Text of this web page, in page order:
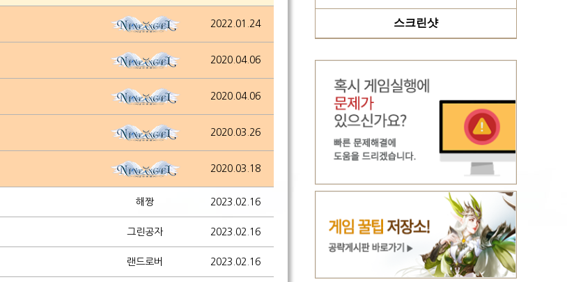
2022.01.24
2020.04.06
2020.04.06
2020.03.26
2020.03.18
해짱 2023.02.16
그린공자 2023.02.16
랜드로버 2023.02.16
스크린샷